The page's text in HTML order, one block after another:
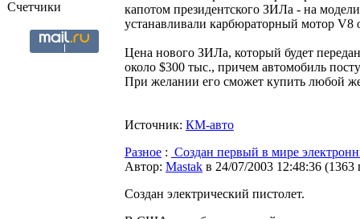
Счетчики
капотом президентского ЗИЛа - на
устанавливали карбюраторный мотор
Цена нового ЗИЛа, который будет
около $300 тыс., причем автомобиль
При желании его сможет купить любой
Источник: КМ-авто
Разное : Создан первый в мире
Автор: Мastak в 24/07/2003 12:48:36 (1363
Создан электрический пистолет.